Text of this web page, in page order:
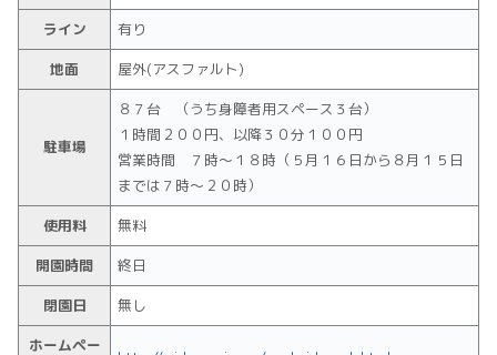
ライン
有り
地面
屋外(アスファルト)
駐車場
８７台 （うち身障者用スペース３台）
１時間２００円、以降３０分１００円
営業時間 ７時～１８時（５月１６日から８月１５日
までは７時～２０時）
使用料
無料
開園時間
終日
閉園日
無し
ホームペー